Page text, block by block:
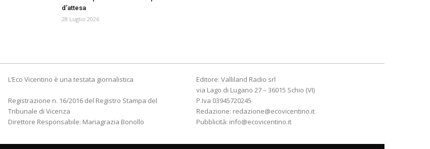
d’attesa
28 Luglio 2026
L’Eco Vicentino è una testata giornalistica
Registrazione n. 16/2016 del Registro Stampa del
Tribunale di Vicenza
Direttore Responsabile: Mariagrazia Bonollo
Editore: Valliland Radio srl
via Lago di Lugano 27 – 36015 Schio (VI)
P.Iva 03945720245
Redazione: redazione@ecovicentino.it
Pubblicità: info@ecovicentino.it